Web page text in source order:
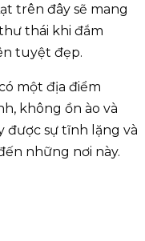
trên đây sẽ mang
thái khi đắm
tuyệt đẹp.
một địa điểm
không ồn ào và
được sự tĩnh lặng và
những nơi này.